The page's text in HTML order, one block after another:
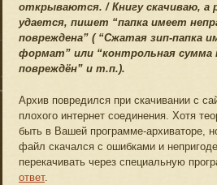
открываются. / Книгу скачиваю, а
удается, пишет “папка имеет
повреждена” ( “Сжатая зип-папка
формат” или “контрольная сумма
повреждён” и т.п.).
Архив повредился при скачивании с
плохого интернет соединения. Хотя
быть в Вашей программе-архиваторе,
файл скачался с ошибками и
перекачивать через специальную
ответ.